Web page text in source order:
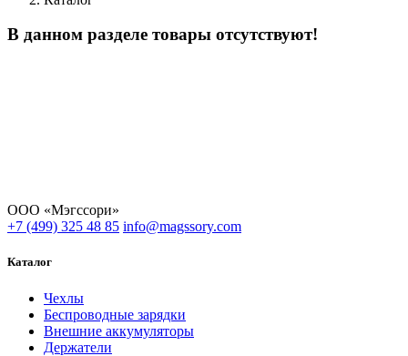
В данном разделе товары отсутствуют!
ООО «Мэгссори»
+7 (499) 325 48 85 info@magssory.com
Каталог
Чехлы
Беспроводные зарядки
Внешние аккумуляторы
Держатели